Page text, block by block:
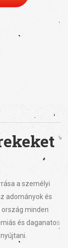
a személyi
adományok és
minden
és daganatos